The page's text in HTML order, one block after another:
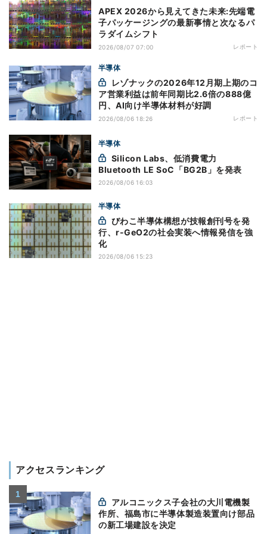
APEX 2026から見えてきた未来:先端電
子パッケージングの最新事情と次なるパ
ラダイムシフト
2026/08/07 07:00 レポート
半導体
ア営業利益は前年同期比2.6倍の888億
円、AI向け半導体材料が好調
2026/08/06 18:26 レポート
半導体
Bluetooth LE SoC「BG2B」を発表
2026/08/06 16:03
半導体
行、r-GeO2の社会実装へ情報発信を強
化
2026/08/06 15:23
アクセスランキング
作所、福島市に半導体製造装置向け部品
の新工場建設を決定